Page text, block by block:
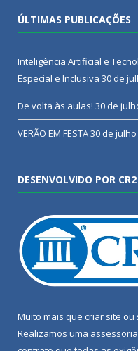
ÚLTIMAS PUBLICAÇÕES
Inteligência Artificial e
Especial e Inclusiva 30 de
De volta às aulas! 30 de
VERÃO EM FESTA30 de
DESENVOLVIDO POR CR2
Muito mais que criar site ou
Realizamos uma assessoria